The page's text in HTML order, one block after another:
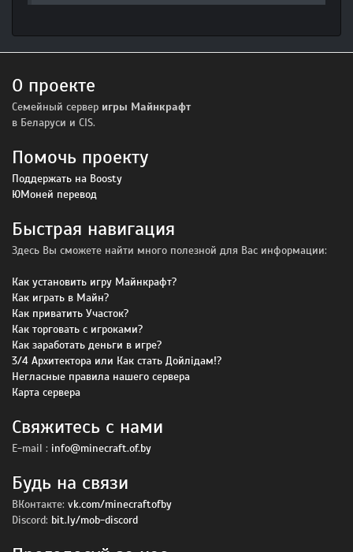
О проекте
Семейный сервер игры Майнкрафт
в Беларуси и CIS.
Помочь проекту
Поддержать на Boosty
ЮМоней перевод
Быстрая навигация
Здесь Вы сможете найти много полезной для Вас информации:
Как установить игру Майнкрафт?
Как играть в Майн?
Как приватить Участок?
Как торговать с игроками?
Как заработать деньги в игре?
3/4 Архитектора или Как стать Дойлiдам!?
Негласные правила нашего сервера
Карта сервера
Свяжитесь с нами
E-mail : info@minecraft.of.by
Будь на связи
ВКонтакте: vk.com/minecraftofby
Discord: bit.ly/mob-discord